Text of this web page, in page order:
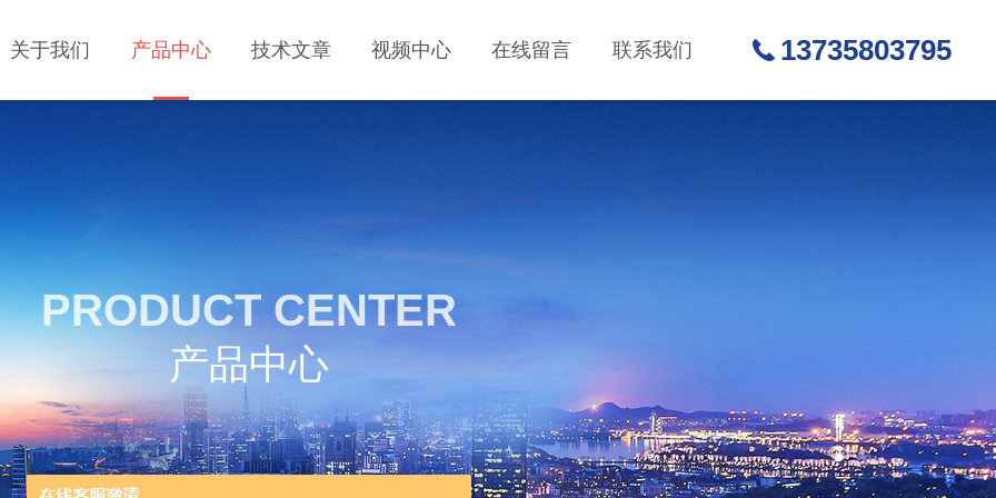
关于我们 产品中心 技术文章 视频中心 在线留言 联系我们 13735803795
PRODUCT CENTER
产品中心